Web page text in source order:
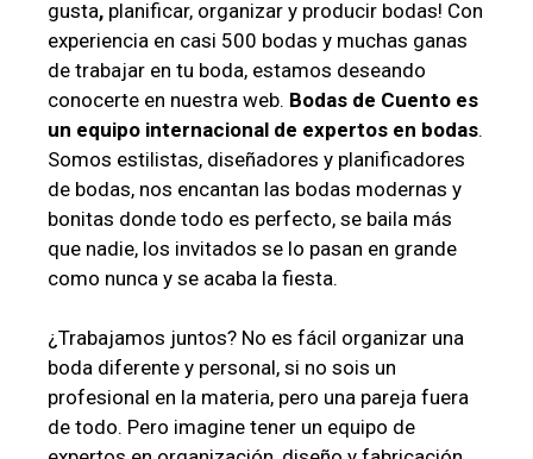
gusta, planificar, organizar y producir bodas! Con
experiencia en casi 500 bodas y muchas ganas
de trabajar en tu boda, estamos deseando
conocerte en nuestra web. Bodas de Cuento es
un equipo internacional de expertos en bodas.
Somos estilistas, diseñadores y planificadores
de bodas, nos encantan las bodas modernas y
bonitas donde todo es perfecto, se baila más
que nadie, los invitados se lo pasan en grande
como nunca y se acaba la fiesta.
¿Trabajamos juntos? No es fácil organizar una
boda diferente y personal, si no sois un
profesional en la materia, pero una pareja fuera
de todo. Pero imagine tener un equipo de